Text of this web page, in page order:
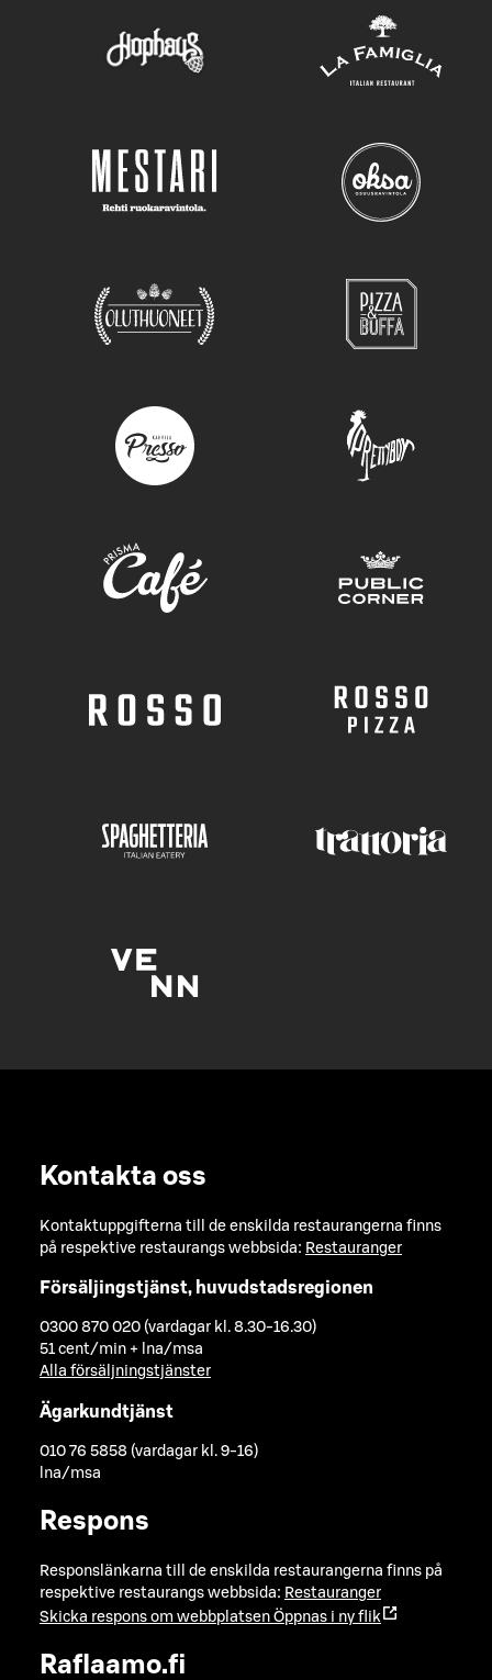
Kontakta oss
Kontaktuppgifterna till de enskilda restaurangerna finns
på respektive restaurangs webbsida: Restauranger
Försäljingstjänst, huvudstadsregionen
0300 870 020 (vardagar kl. 8.30-16.30)
51 cent/min + lna/msa
Alla försäljningstjänster
Ägarkundtjänst
010 76 5858 (vardagar kl. 9-16)
lna/msa
Respons
Responslänkarna till de enskilda restaurangerna finns på
respektive restaurangs webbsida: Restauranger
Skicka respons om webbplatsen Öppnas i ny flik
Raflaamo.fi